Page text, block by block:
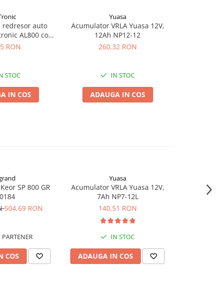
redresor auto
AL800 cod
RON
STOC
IN COS
Yuasa
Acumulator VRLA Yuasa 12V,
12Ah NP12-12
260,32 RON
IN STOC
ADAUGA IN COS
SP 800 GR
504,69 RON
PARTENER
COS
Yuasa
Acumulator VRLA Yuasa 12V,
7Ah NP7-12L
140,51 RON
IN STOC
ADAUGA IN COS
UHR7-